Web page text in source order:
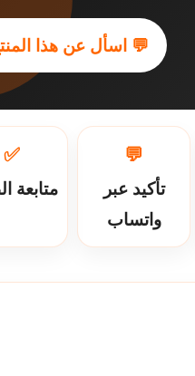
💬 اسأل عن هذا
💬
تأكيد عبر
واتساب
✅
متابعة